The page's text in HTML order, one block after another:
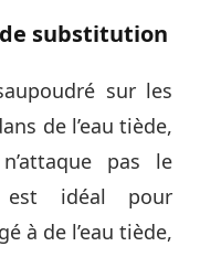
substitution
sur les
de l’eau tiède,
pas le
idéal pour
à de l’eau tiède,